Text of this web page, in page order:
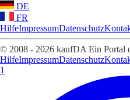
DE
FR
HilfeImpressumDatenschutz
© 2008 - 2026 kaufDA Ein Portal
HilfeImpressumDatenschutz
1